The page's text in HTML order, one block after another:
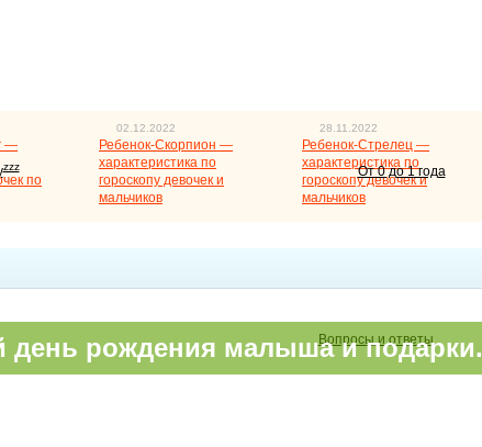
—
по
02.12.2022
Ребенок-Скорпион —
характеристика по
гороскопу девочек и
мальчиков
28.11.2022
Ребенок-Стрелец —
характеристика по
гороскопу девочек и
мальчиков
zzz От 0 до 1 года
Вопросы и ответы
день рождения малыша и подарки.